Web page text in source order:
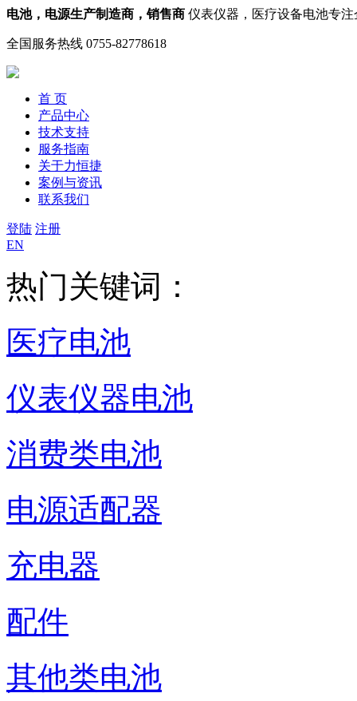
电池，电源生产制造商，销售商 仪表仪器，医疗设备电池专注
全国服务热线 0755-82778618
首 页
产品中心
技术支持
服务指南
关于力恒捷
案例与资讯
联系我们
登陆 注册
EN
热门关键词：
医疗电池
仪表仪器电池
消费类电池
电源适配器
充电器
配件
其他类电池